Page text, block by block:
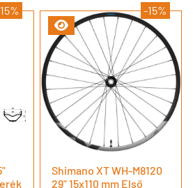
-15%
Shimano XT WH-M8120
29" 15x110 mm Első